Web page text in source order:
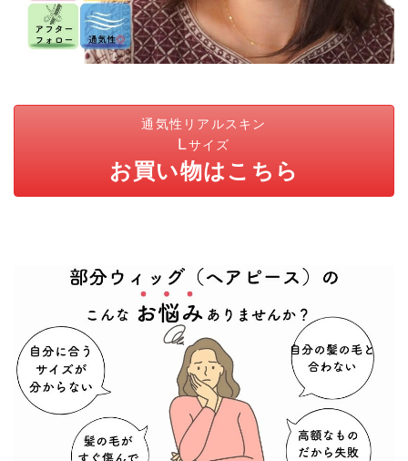
通気性リアルスキン
Lサイズ
お買い物はこちら